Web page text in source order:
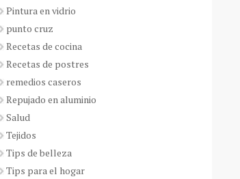
Pintura en vidrio
punto cruz
Recetas de cocina
Recetas de postres
remedios caseros
Repujado en aluminio
Salud
Tejidos
Tips de belleza
Tips para el hogar